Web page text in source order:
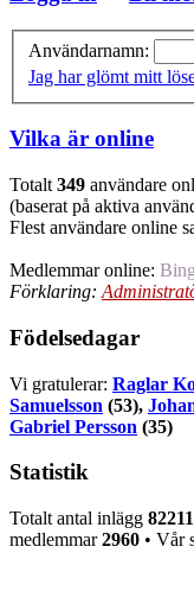
Användarnamn:
Jag har glömt mitt
Vilka är online
Totalt 349 användare
(baserat på aktiva
Flest användare online
Medlemmar online:
Förklaring:
Födelsedagar
Vi gratulerar: Raglar
Samuelsson (53),
Gabriel Persson (35)
Statistik
Totalt antal inlägg 82211
medlemmar2960 • Vår